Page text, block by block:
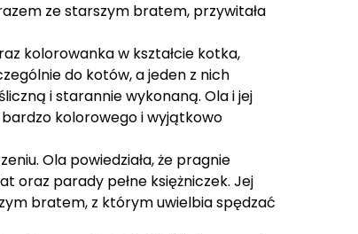
ze starszym bratem, przywitała
kolorowanka w kształcie kotka,
do kotów, a jeden z nich
i starannie wykonaną. Ola i jej
kolorowego i wyjątkowo
Ola powiedziała, że pragnie
oraz parady pełne księżniczek. Jej
bratem, z którym uwielbia spędzać